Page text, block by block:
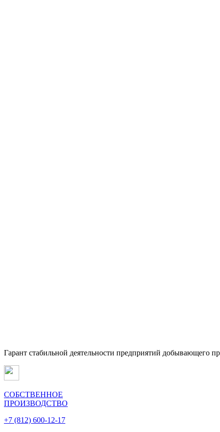
Гарант стабильной деятельности предприятий добывающего
СОБСТВЕННОЕ
ПРОИЗВОДСТВО
+7 (812) 600-12-17